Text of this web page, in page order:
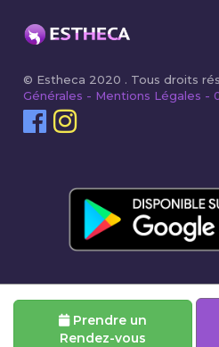
Prendre un
Rendez-vous
© Estheca 2020 . Tous droits
Générales - Mentions Légales -